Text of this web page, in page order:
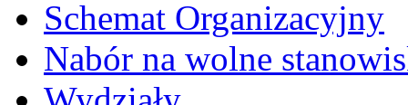
Schemat Organizacyjny
Nabór na wolne